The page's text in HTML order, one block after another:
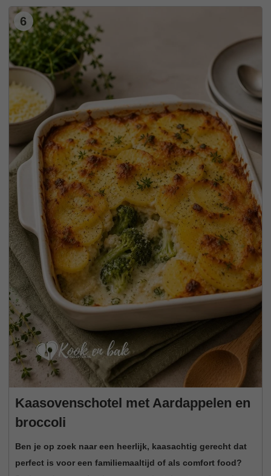
6
Kaasovenschotel met Aardappelen en
broccoli
Ben je op zoek naar een heerlijk, kaasachtig gerecht dat
perfect is voor een familiemaaltijd of als comfort food?